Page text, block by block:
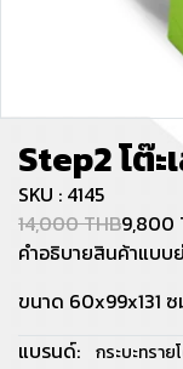
Step2 โต๊
SKU : 4145
14,000 THB9,800
คำอธิบายสินค้าแบบ
ขนาด 60x99x131 ซ
แบรนด์:
กระบะทราย